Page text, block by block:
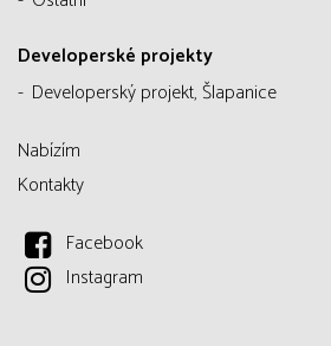
Developerské projekty
Developerský projekt, Šlapanice
Nabízím
Kontakty
Facebook
Instagram